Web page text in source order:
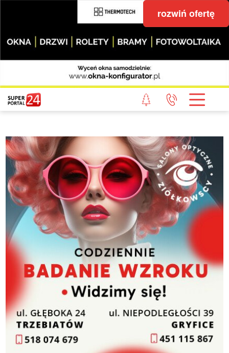
rozwiń ofertę